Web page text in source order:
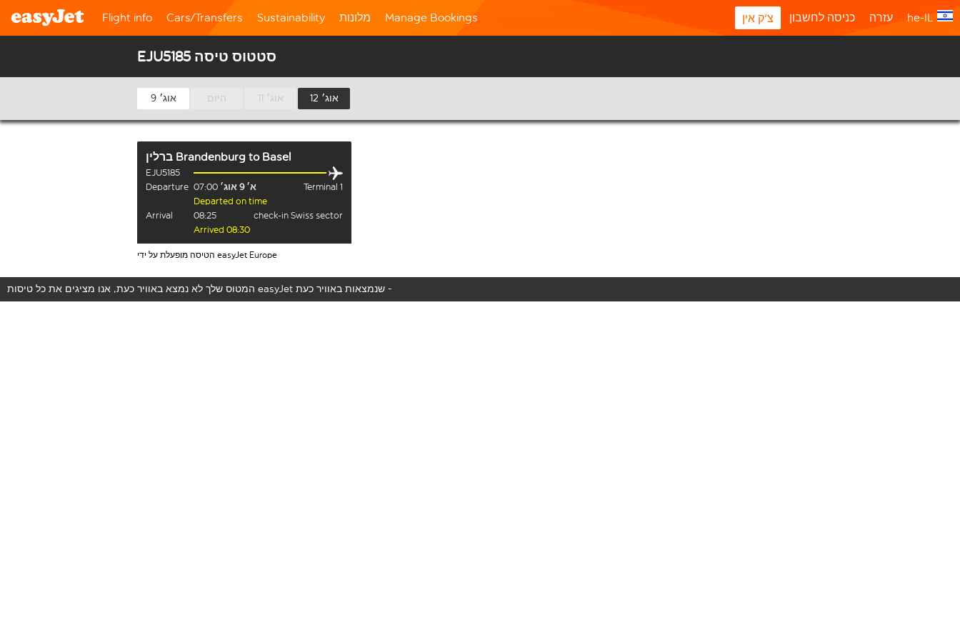
Flight info Cars/Transfers Sustainability מלונות Manage Bookings צ'ק אין כניסה לחשבון עזרה he-IL
EJU5185 סטטוס טיסה
9 אוג׳ היום 11 אוג׳ 12 אוג׳
ברלין Brandenburg to Basel
EJU5185
Departure 07:00 א׳ 9 אוג׳
Terminal 1
Departed on time
Arrival
08:25
check-in Swiss sector
Arrived 08:30
הטיסה מופעלת על ידי easyJet Europe
המטוס שלך לא נמצא באוויר כעת, אנו מציגים את כל טיסות easyJet שנמצאות באוויר כעת -